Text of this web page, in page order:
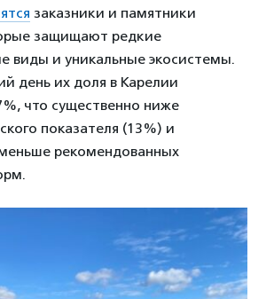
заказники и памятники
защищают редкие
виды и уникальные экосистемы.
день их доля в Карелии
что существенно ниже
показателя (13%) и
рекомендованных